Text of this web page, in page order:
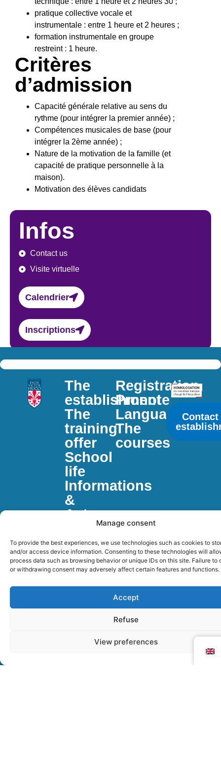
Manage consent
To provide the best experiences, we use technologies such as cookies to
and/or access device information. Consenting to these technologies will
process data such as browsing behavior or unique IDs on this site. Failure to
or withdrawing consent may adversely affect certain features and functions.
Accept
Refuse
View preferences
pratique collective vocale et
instrumentale : entre 1 heure et 2 heures ;
formation instrumentale en groupe
restreint : 1 heure.
Critères
d’admission
Capacité générale relative au sens du
rythme (pour intégrer la premier année) ;
Compétences musicales de base (pour
intégrer la 2ème année) ;
Nature de la motivation de la famille (et
capacité de pratique personnelle à la
maison).
Motivation des élèves candidats
Infos
Contact us
Visite virtuelle
Calendrier
Inscriptions
The
establishment
The
training
offer
School
life
Informations
&
Actus
Registration
Pronote
Languages
The
courses
Contact